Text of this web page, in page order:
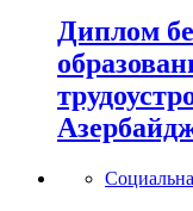
Диплом